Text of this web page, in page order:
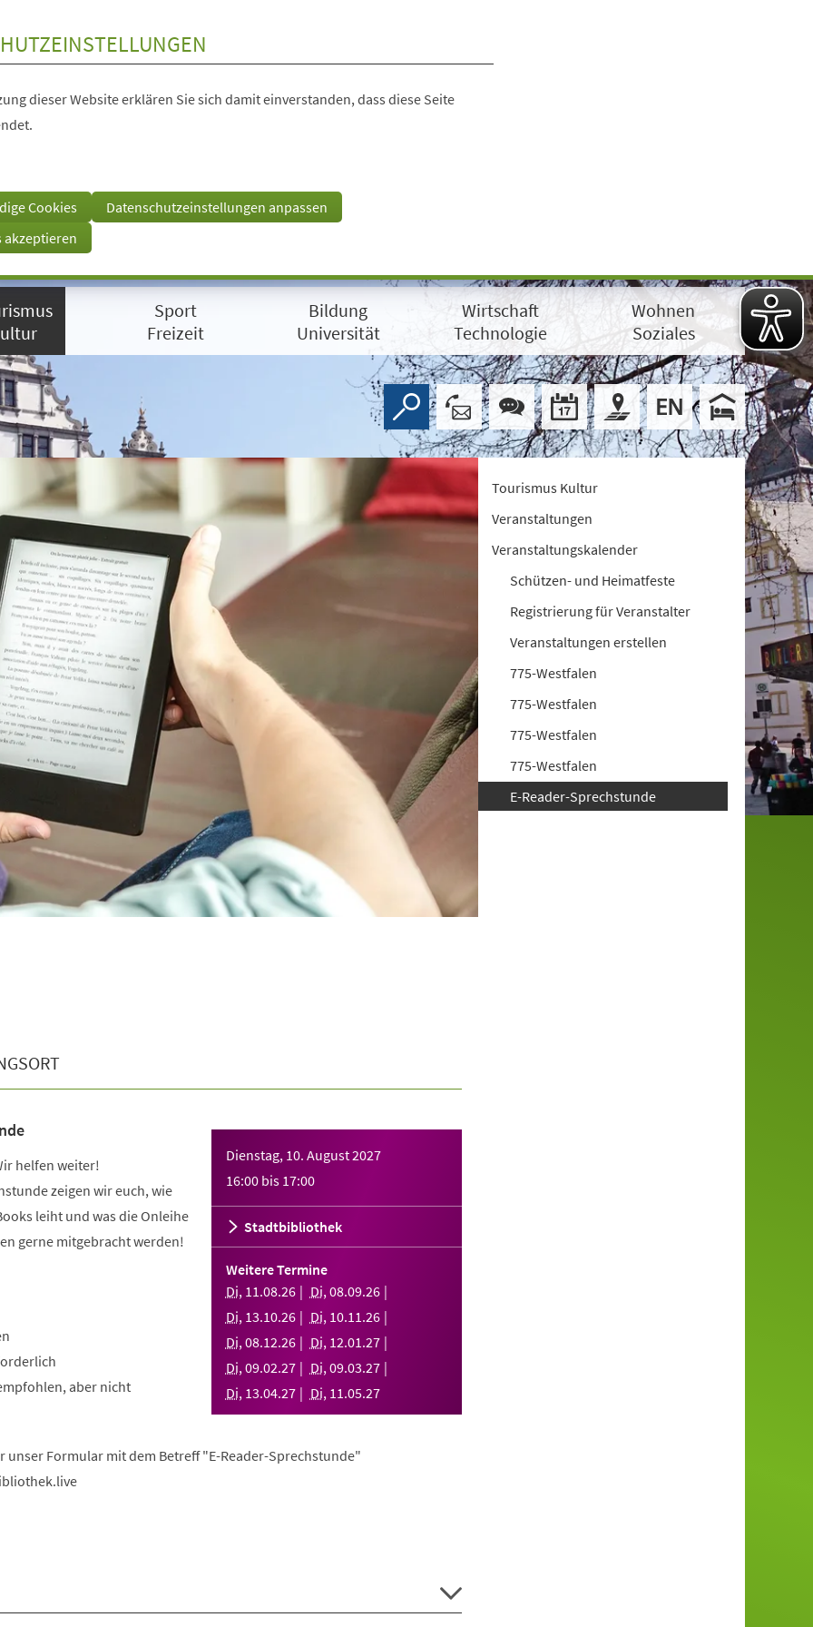
dieser Website erklären Sie sich damit einverstanden, dass diese Seite
Cookies
Datenschutzeinstellungen anpassen
akzeptieren
Sport
Freizeit
Bildung
Universität
Wirtschaft
Technologie
Wohnen
Soziales
Dienstag, 10. August 2027
16:00 bis 17:00
Stadtbibliothek
Weitere Termine
Di, 11.08.26 Di,08.09.26
Di, 13.10.26 Di, 10.11.26
Di,08.12.26 Di, 12.01.27
Di,09.02.27 Di,09.03.27
Di, 13.04.27 Di, 11.05.27
helfen weiter!
zeigen wir euch, wie
leiht und was die Onleihe
gerne mitgebracht werden!
aber nicht
unser Formular mit dem Betreff "E-Reader-Sprechstunde"
Tourismus Kultur
Veranstaltungen
Veranstaltungskalender
Schützen- und Heimatfeste
Registrierung für Veranstalter
Veranstaltungen erstellen
775-Westfalen
775-Westfalen
775-Westfalen
775-Westfalen
E-Reader-Sprechstunde